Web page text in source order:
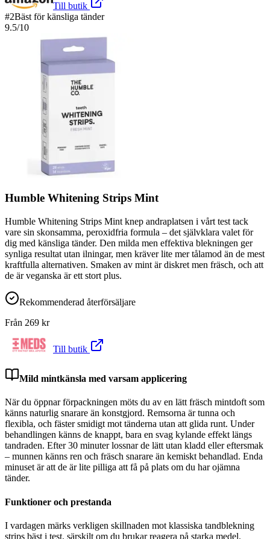
Till butik
#2Bäst för känsliga tänder
9.5/10
Humble Whitening Strips Mint
Humble Whitening Strips Mint knep andraplatsen i vårt test tack
vare sin skonsamma, peroxidfria formula – det självklara valet för
dig med känsliga tänder. Den milda men effektiva blekningen ger
synliga resultat utan ilningar, men kräver lite mer tålamod än de mest
kraftfulla alternativen. Smaken av mint är diskret men fräsch, och att
de är veganska är ett stort plus.
Rekommenderad återförsäljare
Från 269 kr
Till butik
Mild mintkänsla med varsam applicering
När du öppnar förpackningen möts du av en lätt fräsch mintdoft som
känns naturlig snarare än konstgjord. Remsorna är tunna och
flexibla, och fäster smidigt mot tänderna utan att glida runt. Under
behandlingen känns de knappt, bara en svag kylande effekt längs
tandraden. Efter 30 minuter lossnar de lätt utan kladd eller eftersmak
– munnen känns ren och fräsch snarare än kemiskt behandlad. Enda
minuset är att de är lite pilliga att få på plats om du har ojämna
tänder.
Funktioner och prestanda
I vardagen märks verkligen skillnaden mot klassiska tandblekning
strips bäst i test, särskilt om du brukar reagera på starka medel.